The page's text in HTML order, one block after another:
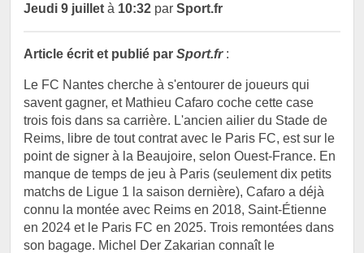
Jeudi 9 juillet à 10:32 par Sport.fr
Article écrit et publié par Sport.fr:
Le FC Nantes cherche à s'entourer de joueurs qui
savent gagner, et Mathieu Cafaro coche cette case
trois fois dans sa carrière. L'ancien ailier du Stade de
Reims, libre de tout contrat avec le Paris FC, est sur le
point de signer à la Beaujoire, selon Ouest-France. En
manque de temps de jeu à Paris (seulement dix petits
matchs de Ligue 1 la saison dernière), Cafaro a déjà
connu la montée avec Reims en 2018, Saint-Étienne
en 2024 et le Paris FC en 2025. Trois remontées dans
son bagage. Michel Der Zakarian connaît le